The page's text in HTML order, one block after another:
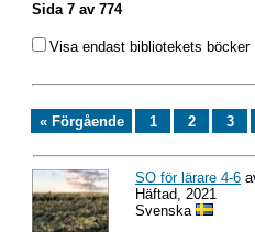
Sida 7 av 774
Visa endast bibliotekets böcker
« Förgående 1 2 3
SO för lärare 4-6
Häftad, 2021
Svenska